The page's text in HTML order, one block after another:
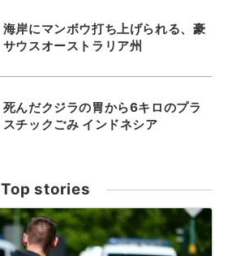
海岸にマンボウ打ち上げられる、豪
サウスオーストラリア州
死んだクジラの胃から6キロのプラ
スチックごみ インドネシア
Top stories